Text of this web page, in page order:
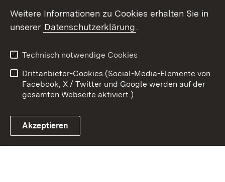
Link zum Landesportal
Kontakt
Datenschutz
Barrierefreiheit
Impressum Cookies
Weitere Informationen zu Cookies erhalten Sie in
unserer Datenschutzerklärung.
Technisch notwendige Cookies
Drittanbieter-Cookies (Social-Media-Elemente von
Facebook, X / Twitter und Google werden auf der
gesamten Webseite aktiviert.)
Akzeptieren